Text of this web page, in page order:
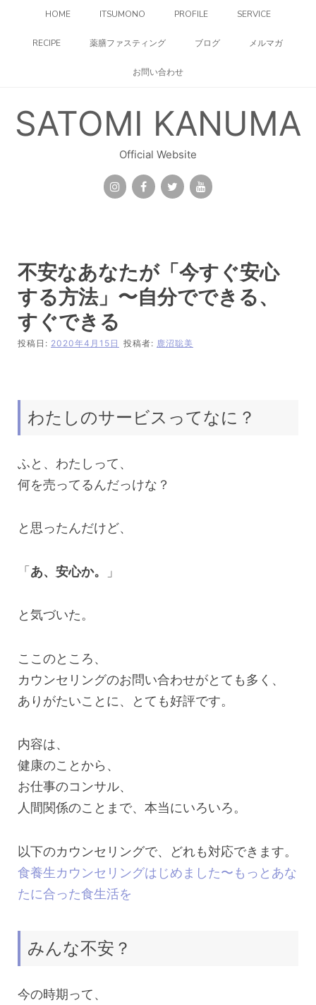
HOME ITSUMONO PROFILE SERVICE
RECIPE 薬膳ファスティング ブログ メルマガ
お問い合わせ
SATOMI KANUMA
Official Website
不安なあなたが「今すぐ安心
する方法」〜自分でできる、
すぐできる
投稿日: 2020年4月15日 投稿者: 鹿沼聡美
わたしのサービスってなに？
ふと、わたしって、
何を売ってるんだっけな？
と思ったんだけど、
「あ、安心か。 」
と気づいた。
ここのところ、
カウンセリングのお問い合わせがとても多く、
ありがたいことに、とても好評です。
内容は、
健康のことから、
お仕事のコンサル、
人間関係のことまで、本当にいろいろ。
以下のカウンセリングで、どれも対応できます。
食養生カウンセリングはじめました〜もっとあな
たに合った食生活を
みんな不安？
今の時期って、